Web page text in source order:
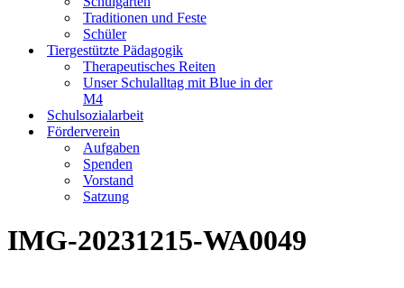
Traditionen und Feste
Schüler
Tiergestützte Pädagogik
Therapeutisches Reiten
Unser Schulalltag mit Blue in der
M4
Schulsozialarbeit
Förderverein
Aufgaben
Spenden
Vorstand
Satzung
IMG-20231215-WA0049